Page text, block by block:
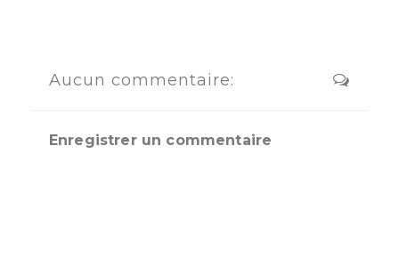
Aucun commentaire:
Enregistrer un commentaire